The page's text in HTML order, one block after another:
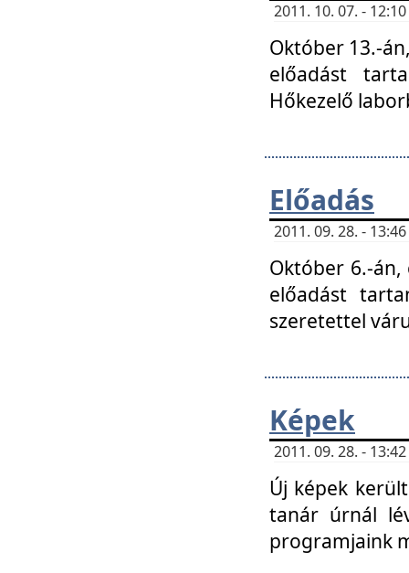
2011. 10. 07. -
Október 13.-
előadást
Hőkezelő
Előadás
2011. 09. 28. -
Október 6.-
előadást
szeretettel
Képek
2011. 09. 28. -
Új képek
tanár úrnál
programjaink